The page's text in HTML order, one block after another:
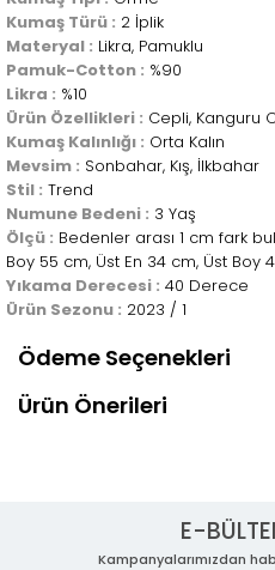
Kumaş Türü : 2 İplik
Materyal : Likra, Pamuklu
Pamuk-Cotton : %90
Likra : %10
Ürün Özellikleri : Cepli, Kanguru
Kumaş Kalınlığı : Orta Kalın
Mevsim : Sonbahar, Kış, İlkbahar
Stil : Trend
Numune Bedeni : 3 Yaş
Ölçü : Bedenler arası 1 cm fark
Boy 55 cm, Üst En 34 cm, Üst Boy
Yıkama Derecesi : 40 Derece
Ürün Sezonu : 2023 / 1
Ödeme Seçenekleri
Ürün Önerileri
E-
Kampanyalarımızdan